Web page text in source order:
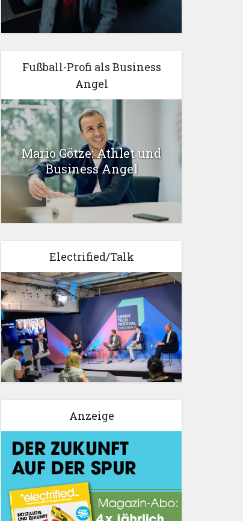
Fußball-Profi als Business
Angel
Mario Götze: Athlet und
Business Angel
Electrified/Talk
Anzeige